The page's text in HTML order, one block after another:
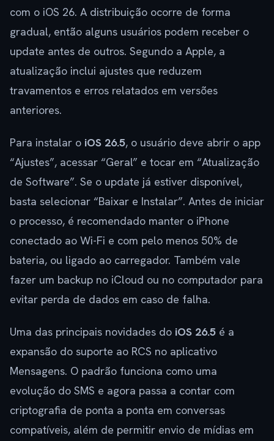
com o iOS 26. A distribuição ocorre de forma
gradual, então alguns usuários podem receber o
update antes de outros. Segundo a Apple, a
atualização inclui ajustes que reduzem
travamentos e erros relatados em versões
anteriores.
Para instalar o iOS 26.5, o usuário deve abrir o app
“Ajustes”, acessar “Geral” e tocar em “Atualização
de Software”. Se o update já estiver disponível,
basta selecionar “Baixar e Instalar”. Antes de iniciar
o processo, é recomendado manter o iPhone
conectado ao Wi-Fi e com pelo menos 50% de
bateria, ou ligado ao carregador. Também vale
fazer um backup no iCloud ou no computador para
evitar perda de dados em caso de falha.
Uma das principais novidades do iOS 26.5 é a
expansão do suporte ao RCS no aplicativo
Mensagens. O padrão funciona como uma
evolução do SMS e agora passa a contar com
criptografia de ponta a ponta em conversas
compatíveis, além de permitir envio de mídias em